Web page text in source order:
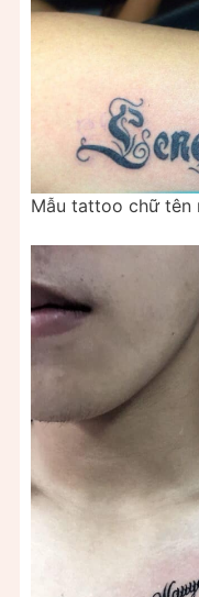
Mẫu tattoo chữ tên